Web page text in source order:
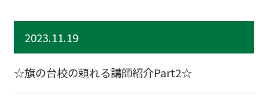
2023.11.19
☆旗の台校の頼れる講師紹介Part2☆